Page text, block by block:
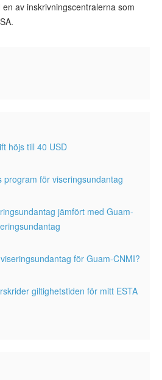
av inskrivningscentralerna som
höjs till 40 USD
program för viseringsundantag
jämfört med Guam-
för Guam-CNMI?
giltighetstiden för mitt ESTA